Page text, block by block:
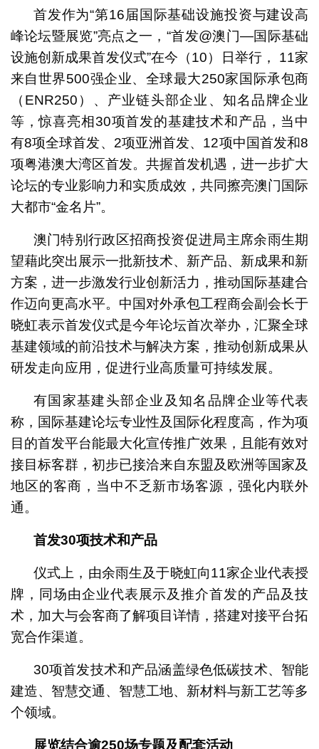
首发作为“第16届国际基础设施投资与建设高
峰论坛暨展览”亮点之一，“首发@澳门—国际基础
设施创新成果首发仪式”在今（10）日举行， 11家
来自世界500强企业、全球最大250家国际承包商
（ENR250）、产业链头部企业、知名品牌企业
等，惊喜亮相30项首发的基建技术和产品，当中
有8项全球首发、2项亚洲首发、12项中国首发和8
项粤港澳大湾区首发。共握首发机遇，进一步扩大
论坛的专业影响力和实质成效，共同擦亮澳门国际
大都市“金名片”。
澳门特别行政区招商投资促进局主席余雨生期
望藉此突出展示一批新技术、新产品、新成果和新
方案，进一步激发行业创新活力，推动国际基建合
作迈向更高水平。中国对外承包工程商会副会长于
晓虹表示首发仪式是今年论坛首次举办，汇聚全球
基建领域的前沿技术与解决方案，推动创新成果从
研发走向应用，促进行业高质量可持续发展。
有国家基建头部企业及知名品牌企业等代表
称，国际基建论坛专业性及国际化程度高，作为项
目的首发平台能最大化宣传推广效果，且能有效对
接目标客群，初步已接洽来自东盟及欧洲等国家及
地区的客商，当中不乏新市场客源，强化内联外
通。
首发30项技术和产品
仪式上，由余雨生及于晓虹向11家企业代表授
牌，同场由企业代表展示及推介首发的产品及技
术，加大与会客商了解项目详情，搭建对接平台拓
宽合作渠道。
30项首发技术和产品涵盖绿色低碳技术、智能
建造、智慧交通、智慧工地、新材料与新工艺等多
个领域。
展览结合逾250场专题及配套活动